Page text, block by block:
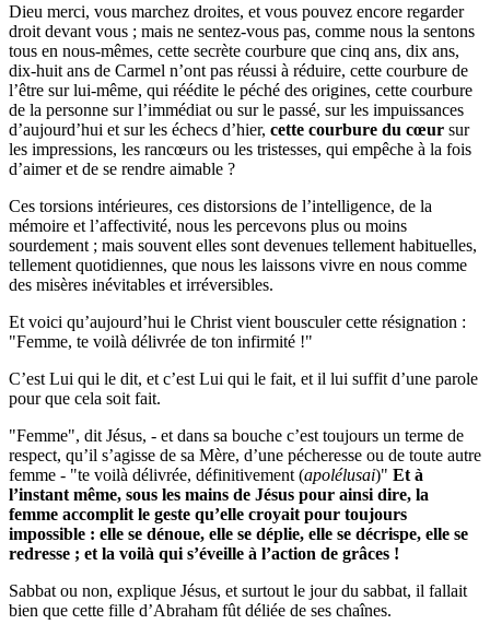
Dieu merci, vous marchez droites, et vous pouvez encore regarder
droit devant vous ; mais ne sentez-vous pas, comme nous la sentons
tous en nous-mêmes, cette secrète courbure que cinq ans, dix ans,
dix-huit ans de Carmel n’ont pas réussi à réduire, cette courbure de
l’être sur lui-même, qui réédite le péché des origines, cette courbure
de la personne sur l’immédiat ou sur le passé, sur les impuissances
d’aujourd’hui et sur les échecs d’hier, cette courbure du cœur sur
les impressions, les rancœurs ou les tristesses, qui empêche à la fois
d’aimer et de se rendre aimable ?
Ces torsions intérieures, ces distorsions de l’intelligence, de la
mémoire et l’affectivité, nous les percevons plus ou moins
sourdement ; mais souvent elles sont devenues tellement habituelles,
tellement quotidiennes, que nous les laissons vivre en nous comme
des misères inévitables et irréversibles.
Et voici qu’aujourd’hui le Christ vient bousculer cette résignation :
"Femme, te voilà délivrée de ton infir­mité !"
C’est Lui qui le dit, et c’est Lui qui le fait, et il lui suffit d’une parole
pour que cela soit fait.
"Femme", dit Jésus, - et dans sa bouche c’est toujours un terme de
respect, qu’il s’agisse de sa Mère, d’une pécheresse ou de toute autre
femme - "te voilà délivrée, définitivement (apolélusai)" Et à
l’instant même, sous les mains de Jésus pour ainsi dire, la
femme accomplit le geste qu’elle croyait pour toujours
impossible : elle se dénoue, elle se déplie, elle se décrispe, elle se
redresse ; et la voilà qui s’éveille à l’action de grâces !
Sabbat ou non, explique Jésus, et surtout le jour du sabbat, il fallait
bien que cette fille d’Abraham fût déliée de ses chaînes.